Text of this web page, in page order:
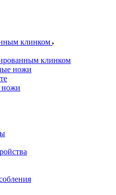
клинком
клинком
ножи
ножи